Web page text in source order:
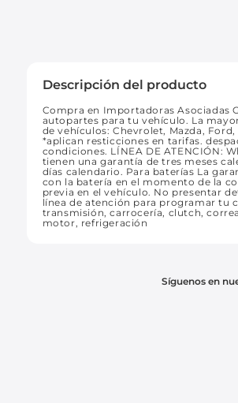
Descripción del producto
Compra en Importadoras Asociadas
autopartes para tu vehículo. La
de vehículos: Chevrolet, Mazda, Ford,
*aplican resticciones en tarifas.
condiciones. LÍNEA DE ATENCIÓN:
tienen una garantía de tres meses
días calendario. Para baterías La
con la batería en el momento de la
previa en el vehículo. No presentar
línea de atención para programar tu
transmisión, carrocería, clutch,
motor, refrigeración
Síguenos en